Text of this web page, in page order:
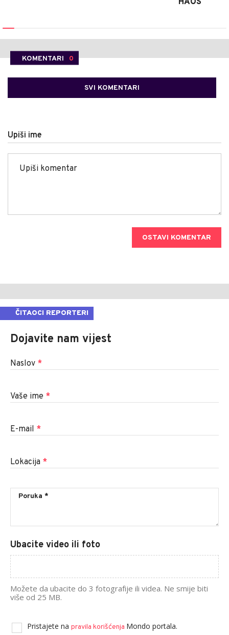
KOMENTARI 0
SVI KOMENTARI
Upiši ime
OSTAVI KOMENTAR
ČITAOCI REPORTERI
Dojavite nam vijest
Naslov *
Vaše ime *
E-mail *
Lokacija *
Ubacite video ili foto
Možete da ubacite do 3 fotografije ili videa. Ne smije biti
više od 25 MB.
Pristajete na pravila korišćenja Mondo portala.